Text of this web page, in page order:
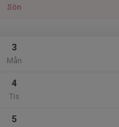
Sön
3
Mån
4
Tis
5